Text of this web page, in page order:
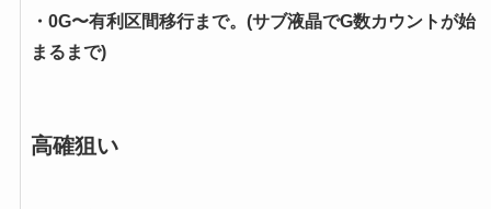
・0G〜有利区間移行まで。(サブ液晶でG数カウントが始
まるまで)
高確狙い